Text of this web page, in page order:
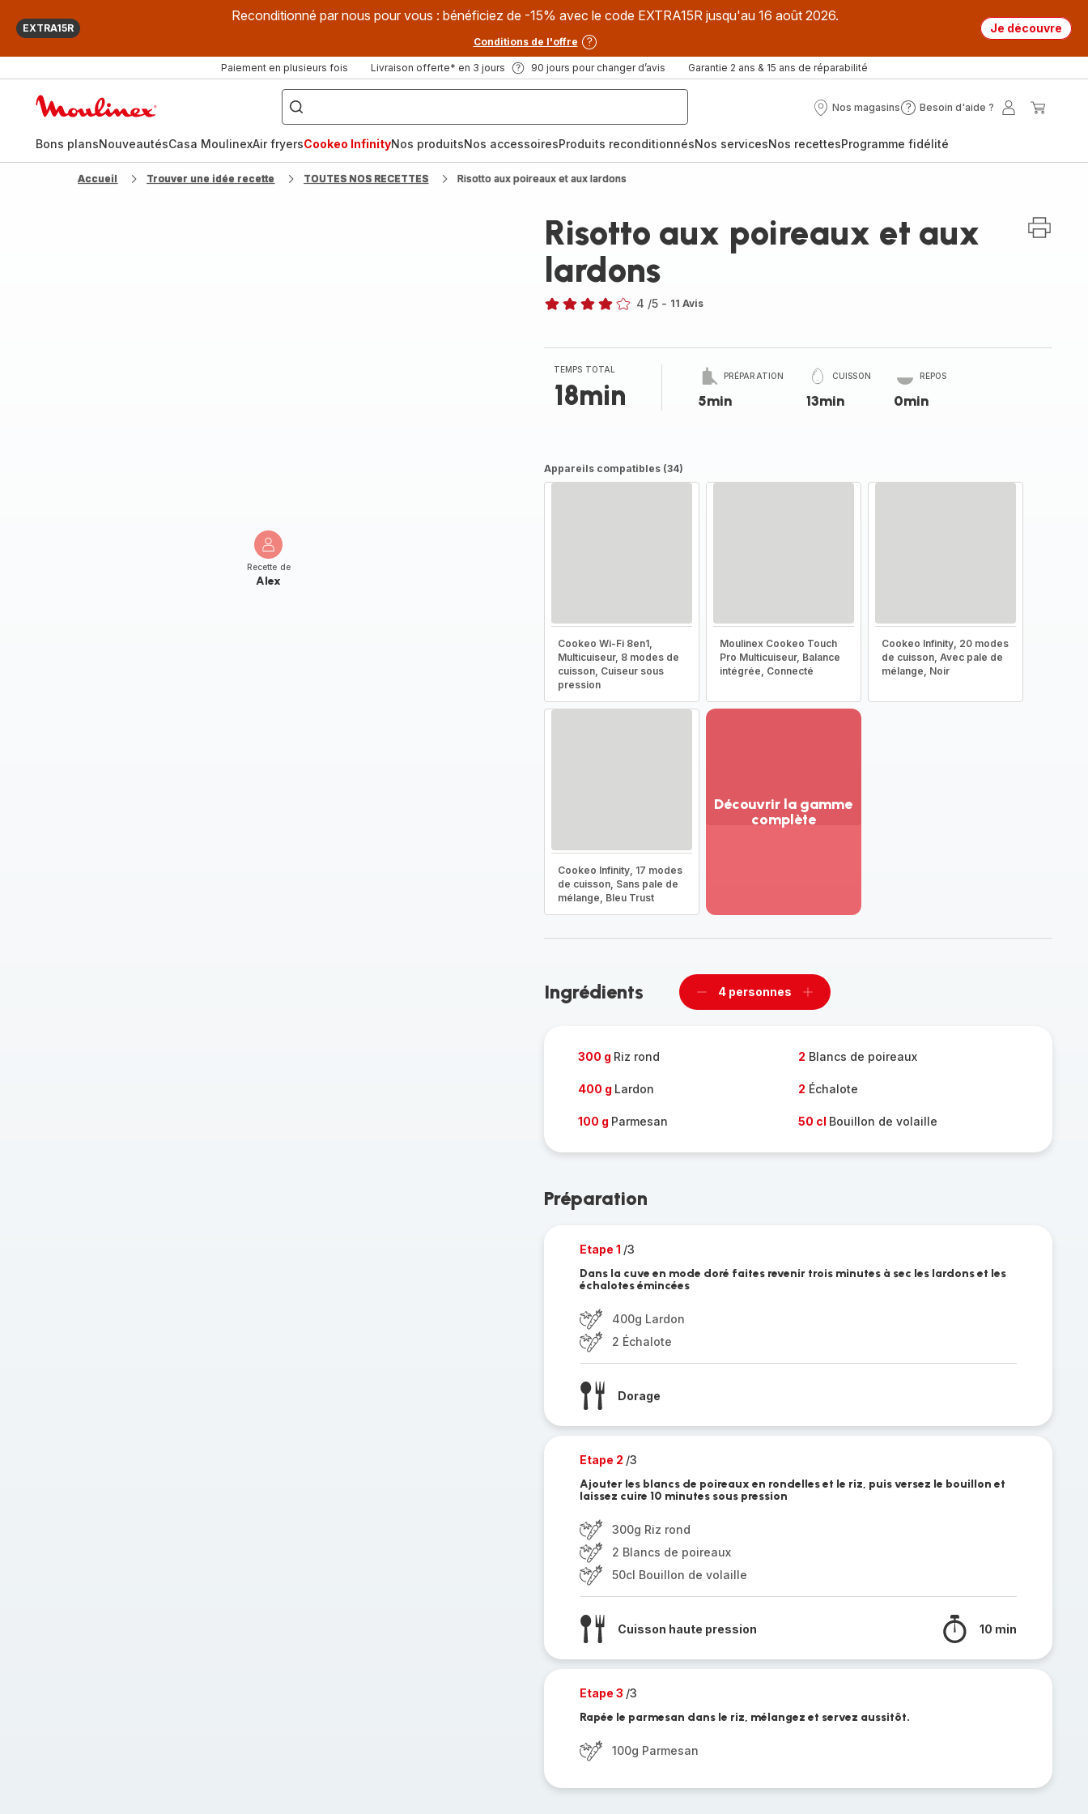
EXTRA15R
Reconditionné par nous pour vous : bénéficiez de -15% avec le code EXTRA15R jusqu'au 16 août 2026.
Conditions de l'offre
Je découvre
Paiement en plusieurs fois Livraison offerte* en 3 jours 90 jours pour changer d’avis Garantie 2 ans & 15 ans de réparabilité
["Que
recherchez-
vous
?",
fryer",
"Companion"]
Nos magasins
Nos
Besoin d'aide ?
Besoin
?
Mon
Bons plansNouveautésCasa MoulinexAir fryersCookeo InfinityNos produitsNos accessoiresProduits reconditionnésNos servicesNos recettesProgramme fidélité
Accueil Trouver une idée recette TOUTES NOS RECETTES Risotto aux poireaux et aux lardons
Recette de
Alex
Risotto aux poireaux et aux
lardons
étoiles
(moyenne)
4 /5 - 11 Avis
TEMPS TOTAL
18min
PRÉPARATION
5min
CUISSON
13min
REPOS
0min
Appareils compatibles (34)
Cookeo Wi-Fi 8en1,
Multicuiseur, 8 modes de
cuisson, Cuiseur sous
pression
Moulinex Cookeo Touch
Pro Multicuiseur, Balance
intégrée, Connecté
Cookeo Infinity, 20 modes
de cuisson, Avec pale de
mélange, Noir
Cookeo Infinity, 17 modes
de cuisson, Sans pale de
mélange, Bleu Trust
Découvrir la gamme
complète
gamme
Ingrédients
Supprimer
4 personnes
Ajouter
300 g Riz rond 2 Blancs de poireaux
400 g Lardon 2 Échalote
100 g Parmesan 50 cl Bouillon de volaille
Préparation
Etape 1 /3
Dans la cuve en mode doré faites revenir trois minutes à sec les lardons et les
échalotes émincées
400g Lardon
2 Échalote
Dorage
Etape 2 /3
Ajouter les blancs de poireaux en rondelles et le riz, puis versez le bouillon et
laissez cuire 10 minutes sous pression
300g Riz rond
2 Blancs de poireaux
50cl Bouillon de volaille
Cuisson haute pression 10 min
Etape 3 /3
Rapée le parmesan dans le riz, mélangez et servez aussitôt.
100g Parmesan